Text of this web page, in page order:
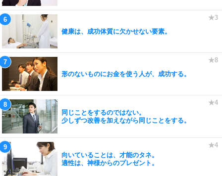
健康は、成功体質に欠かせない要素。
形のないものにお金を使う人が、成功する。
同じことをするのではない。
少しずつ改善を加えながら同じことをする。
向いていることは、才能のタネ。
適性は、神様からのプレゼント。